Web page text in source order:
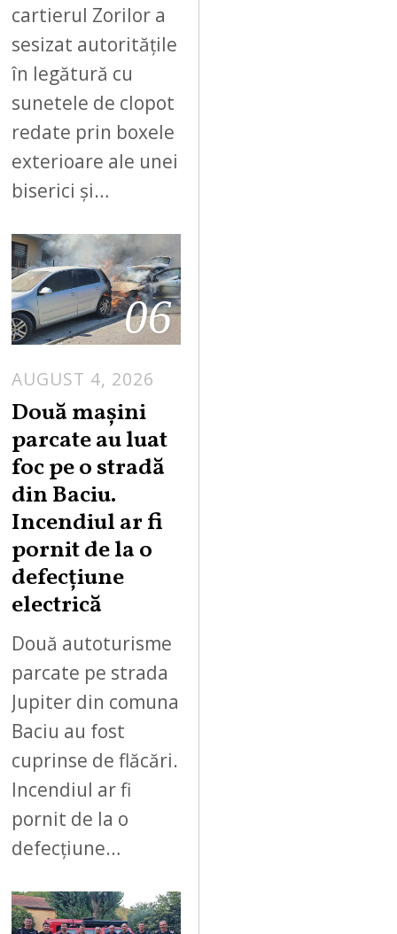
cartierul Zorilor a
sesizat autoritățile
în legătură cu
sunetele de clopot
redate prin boxele
exterioare ale unei
biserici și…
06
AUGUST 4, 2026
Două mașini
parcate au luat
foc pe o stradă
din Baciu.
Incendiul ar fi
pornit de la o
defecțiune
electrică
Două autoturisme
parcate pe strada
Jupiter din comuna
Baciu au fost
cuprinse de flăcări.
Incendiul ar fi
pornit de la o
defecțiune…